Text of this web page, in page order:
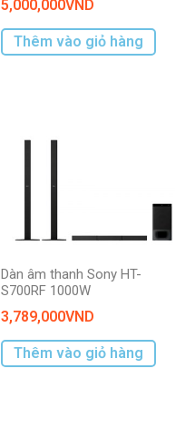
5,000,000VND
Thêm vào giỏ hàng
Dàn âm thanh Sony HT-
S700RF 1000W
3,789,000VND
Thêm vào giỏ hàng